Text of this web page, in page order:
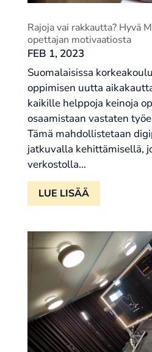
Rajoja vai rakkautta? Hyvä
opettajan motivaatiosta
FEB 1, 2023
Suomalaisissa
oppimisen uutta
kaikille helppoja keinoja
osaamistaan vastaten
Tämä mahdollistetaan
jatkuvalla kehittämisellä,
verkostolla...
LUE LISÄÄ